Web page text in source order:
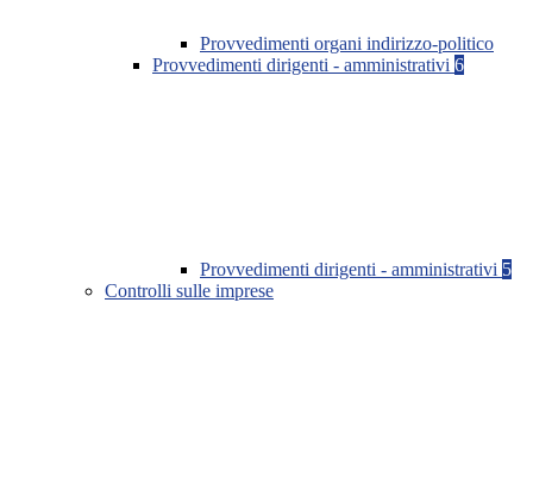
Provvedimenti organi indirizzo-politico
Provvedimenti dirigenti - amministrativi 6
Provvedimenti dirigenti - amministrativi 5
Controlli sulle imprese